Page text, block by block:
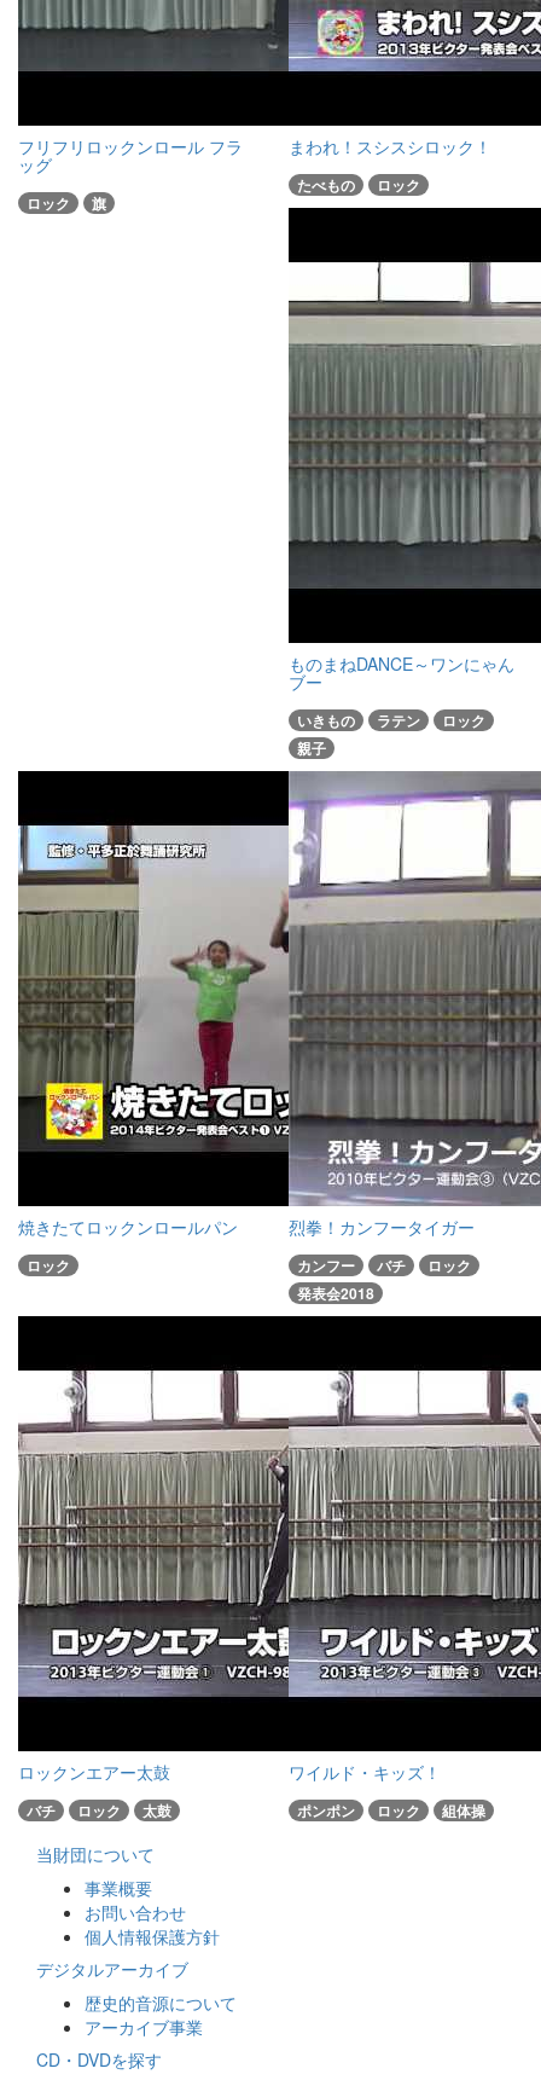
フリフリロックンロール フラ
ッグ
ロック 旗
まわれ！スシスシロック！
たべもの ロック
ものまねDANCE～ワンにゃん
ブー
いきもの ラテン
ロック
親子
焼きたてロックンロールパン
ロック
烈拳！カンフータイガー
カンフー バチ
ロック
発表会2018
ロックンエアー太鼓
バチ ロック 太鼓
ワイルド・キッズ！
ポンポン ロック 組体操
当財団について
事業概要
お問い合わせ
個人情報保護方針
デジタルアーカイブ
歴史的音源について
アーカイブ事業
CD・DVDを探す